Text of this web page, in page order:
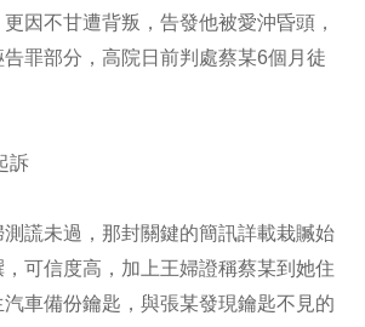
因不甘遭背叛，告發他被愛沖昏頭，
罪部分，高院日前判處蔡某6個月徒
訴
謊未過，那封關鍵的簡訊詳載栽贓始
可信度高，加上王婦證稱蔡某到她住
車備份鑰匙，與張某發現鑰匙不見的